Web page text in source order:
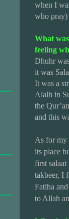
when I
who pray)
What
feeling
Dhuhr
it was
It was a
Alalh in
the
and this
As for my
its place
first
takbeer, I
Fatiha
to Allah